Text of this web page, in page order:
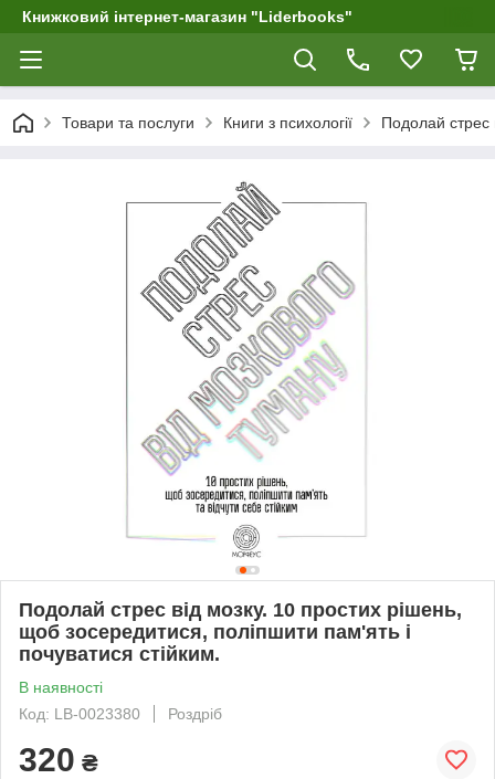
Книжковий інтернет-магазин "Liderbooks"
Товари та послуги Книги з психології Подолай стрес
Подолай стрес від мозку. 10 простих рішень,
щоб зосередитися, поліпшити пам'ять і
почуватися стійким.
В наявності
Код: LB-0023380
Роздріб
320 ₴